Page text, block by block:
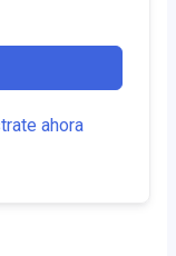
ahora